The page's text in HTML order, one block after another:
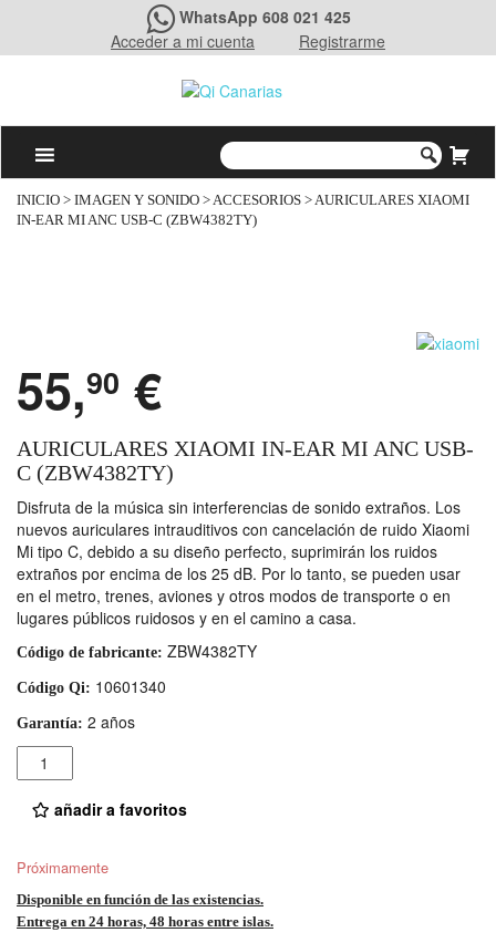
WhatsApp 608 021 425
Acceder a mi cuenta
Registrarme
INICIO > IMAGEN Y SONIDO >ACCESORIOS > AURICULARES XIAOMI
IN-EAR MI ANC USB-C (ZBW4382TY)
55,90 €
AURICULARES XIAOMI IN-EAR MI ANC USB-
C (ZBW4382TY)
Disfruta de la música sin interferencias de sonido extraños. Los
nuevos auriculares intrauditivos con cancelación de ruido Xiaomi
Mi tipo C, debido a su diseño perfecto, suprimirán los ruidos
extraños por encima de los 25 dB. Por lo tanto, se pueden usar
en el metro, trenes, aviones y otros modos de transporte o en
lugares públicos ruidosos y en el camino a casa.
Código de fabricante: ZBW4382TY
Código Qi: 10601340
Garantía: 2 años
Cantidad
añadir a favoritos
Próximamente
Disponible en función de las existencias.
Entrega en 24 horas, 48 horas entre islas.